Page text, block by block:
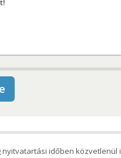
időben közvetlenül